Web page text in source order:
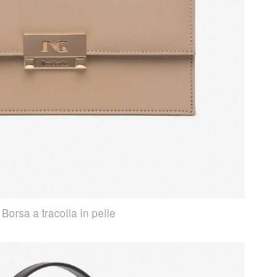
Borsa a tracolla in pelle